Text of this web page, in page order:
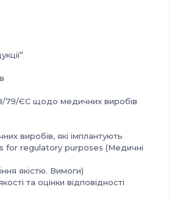
79/ЄС щодо медичних виробів
виробів, які імплантують
for regulatory purposes (Медичні
якістю. Вимоги)
та оцінки відповідності